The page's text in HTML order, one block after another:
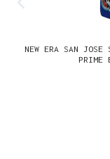
NEW ERA SAN JOSE
PRIME